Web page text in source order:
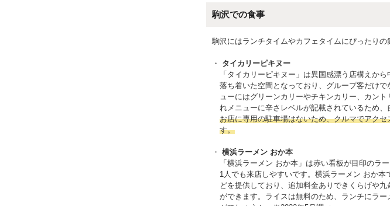
駒沢での食事
駒沢にはランチタイムやカフェタイムにぴったりの
タイカリーピキヌー
「タイカリーピキヌー」は異国感漂う店構えか
落ち着いた空間となっており、グループ客だけ
ューにはグリーンカリーやチキンカリー、カン
れメニューに辛さレベルが記載されているため、
お店に専用の駐車場はないため、クルマでアク
す。
横浜ラーメン おか本
「横浜ラーメン おか本」は赤い看板が目印のラ
1人でも来店しやすいです。横浜ラーメン おか
どを提供しており、追加料金ありできくらげや
ができます。ライスは無料のため、ランチにラ